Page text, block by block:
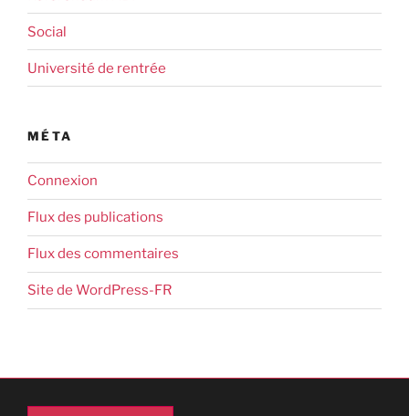
Social
Université de rentrée
MÉTA
Connexion
Flux des publications
Flux des commentaires
Site de WordPress-FR